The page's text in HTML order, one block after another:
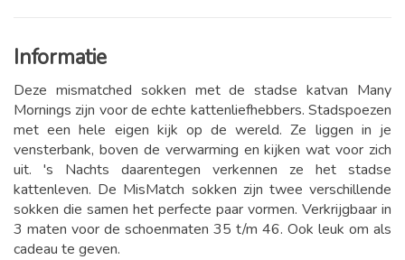
Informatie
Deze mismatched sokken met de stadse katvan Many
Mornings zijn voor de echte kattenliefhebbers. Stadspoezen
met een hele eigen kijk op de wereld. Ze liggen in je
vensterbank, boven de verwarming en kijken wat voor zich
uit. 's Nachts daarentegen verkennen ze het stadse
kattenleven. De MisMatch sokken zijn twee verschillende
sokken die samen het perfecte paar vormen. Verkrijgbaar in
3 maten voor de schoenmaten 35 t/m 46. Ook leuk om als
cadeau te geven.